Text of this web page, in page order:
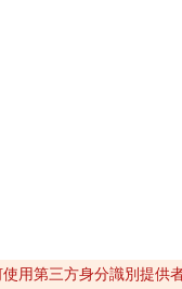
用第三方身分識別提供